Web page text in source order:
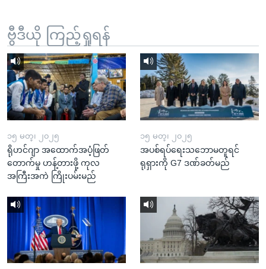
ဗွီဒီယို ကြည့်ရှုရန်
၁၅ မတ္၊ ၂၀၂၅
ရိုဟင်ဂျာ အထောက်အပံ့ဖြတ်
တောက်မှု ဟန့်တားဖို့ ကုလ
အကြီးအကဲ ကြိုးပမ်းမည်
၁၅ မတ္၊ ၂၀၂၅
အပစ်ရပ်ရေးသဘောမတူရင်
ရုရှားကို G7 ဒဏ်ခတ်မည်